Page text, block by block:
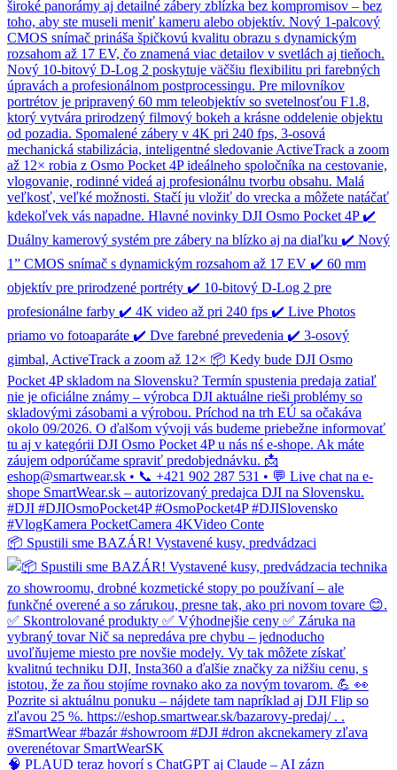
📦 Spustili sme BAZÁR! Vystavené kusy, predvádzaci
🧠 PLAUD teraz hovorí s ChatGPT aj Claude – AI zázn